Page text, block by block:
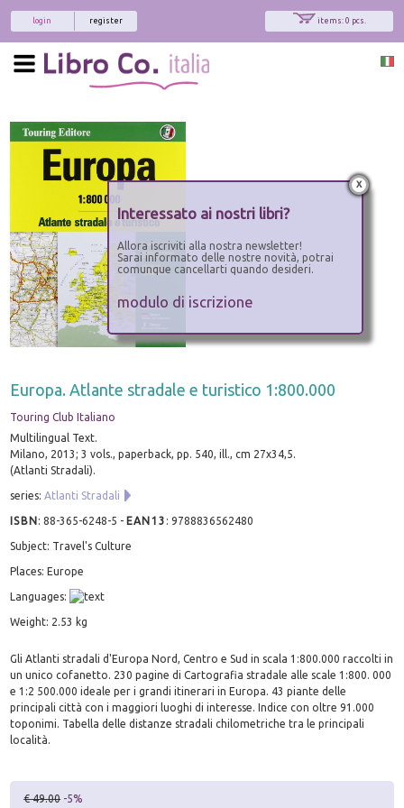
items: 0 pcs.
register
login
Europa. Atlante stradale e turistico 1:800.000
Touring Club Italiano
Multilingual Text.
Milano, 2013; 3 vols., paperback, pp. 540, ill., cm 27x34,5.
(Atlanti Stradali).
series:Atlanti Stradali
ISBN:88-365-6248-5 - EAN13 :9788836562480
Subject: Travel's Culture
Places: Europe
Languages:
Weight: 2.53 kg
Gli Atlanti stradali d'Europa Nord, Centro e Sud in scala 1:800.000 raccolti in
un unico cofanetto. 230 pagine di Cartografia stradale alle scale 1:800. 000
e 1:2 500.000 ideale per i grandi itinerari in Europa. 43 piante delle
principali città con i maggiori luoghi di interesse. Indice con oltre 91.000
toponimi. Tabella delle distanze stradali chilometriche tra le principali
località.
€ 49.00 -5%
x
Interessato ai nostri libri?
Allora iscriviti alla nostra newsletter!
Sarai informato delle nostre novità, potrai
comunque cancellarti quando desideri.
modulo di iscrizione